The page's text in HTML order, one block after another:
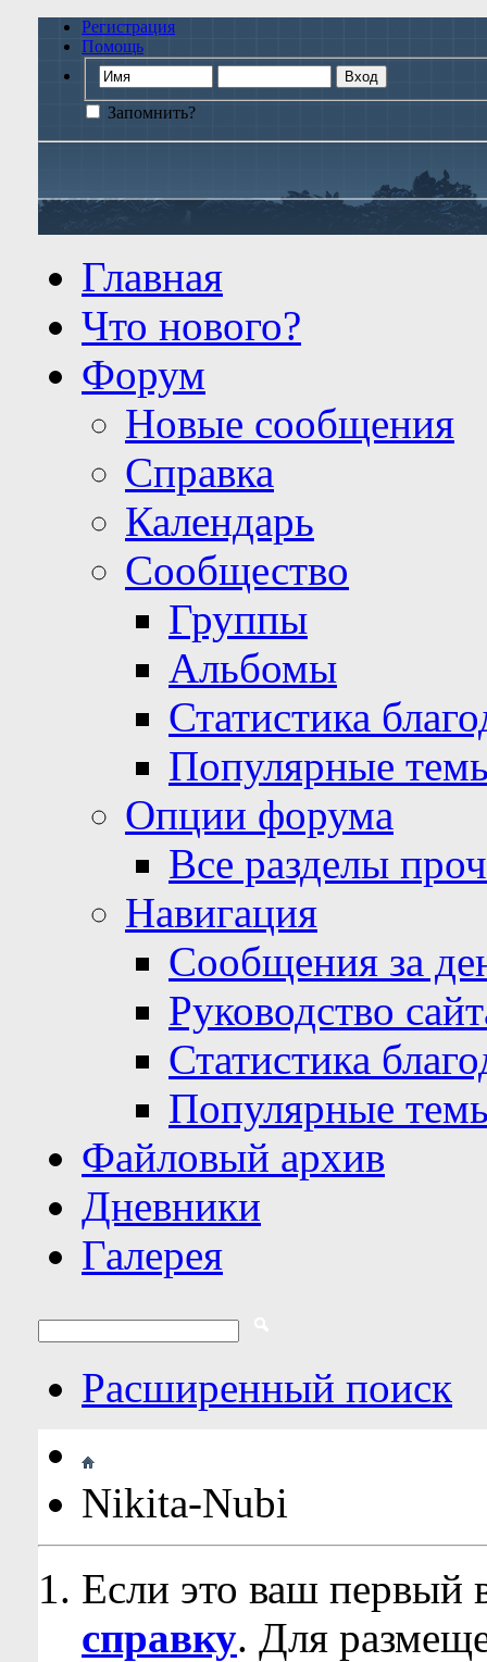
Регистрация
Помощь
Запомнить?
Главная
Что нового?
Форум
Новые сообщения
Справка
Календарь
Сообщество
Группы
Альбомы
Статистика
Популярные
Опции форума
Все разделы
Навигация
Сообщения за
Руководство
Статистика
Популярные
Файловый архив
Дневники
Галерея
Расширенный поиск
Nikita-Nubi
Если это ваш первый
справку. Для